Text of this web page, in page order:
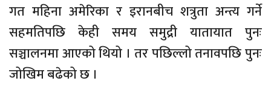
गत महिना अमेरिका र इरानबीच शत्रुता अन्त्य गर्ने
सहमतिपछि केही समय समुद्री यातायात पुनः
सञ्चालनमा आएको थियो । तर पछिल्लो तनावपछि पुनः
जोखिम बढेको छ ।